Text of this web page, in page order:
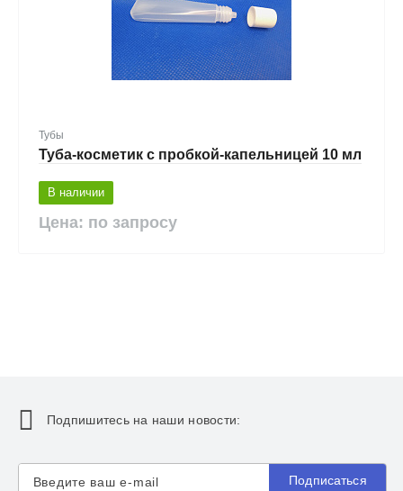
Тубы
Туба-косметик с пробкой-капельницей 10 мл
В наличии
Цена: по запросу
Подпишитесь на наши новости:
Подписаться